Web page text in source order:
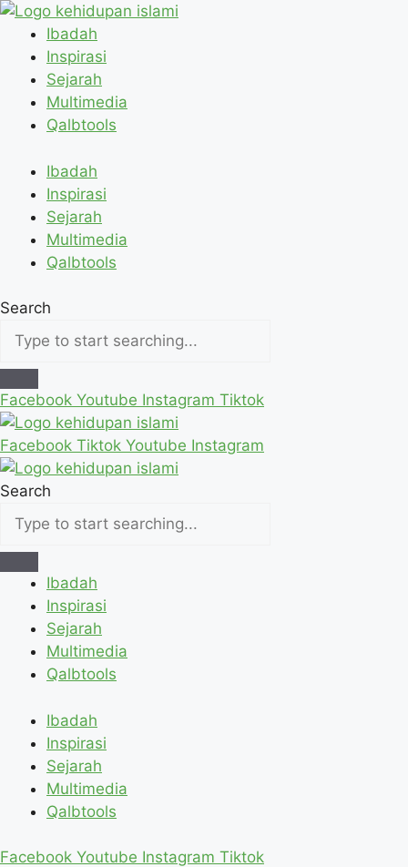
Skip
content
Ibadah
Inspirasi
Sejarah
Multimedia
Qalbtools
Ibadah
Inspirasi
Sejarah
Multimedia
Qalbtools
Search
Facebook Youtube Instagram Tiktok
Facebook Tiktok Youtube Instagram
Search
Ibadah
Inspirasi
Sejarah
Multimedia
Qalbtools
Ibadah
Inspirasi
Sejarah
Multimedia
Qalbtools
Facebook Youtube Instagram Tiktok